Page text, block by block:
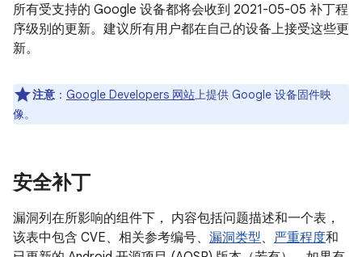
所有受支持的 Google 设备都将会收到 2021-05-05 补丁程
序级别的更新。建议所有用户都在自己的设备上接受这些更
新。
注意 ： Google Developers 网站上提供 Google 设备固件映
像。
安全补丁
漏洞列在所影响的组件下， 内容包括问题描述和一个表，
该表中包含 CVE、相关参考编号、 漏洞类型、 严重程度和